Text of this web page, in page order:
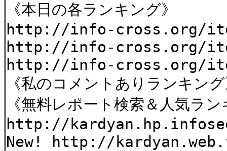
《本日の各ランキング》
http://info-cross.org/
http://info-cross.org/
http://info-cross.org/
《私のコメントありランキ
《無料レポート検索＆人気ラ
http://
New! http://